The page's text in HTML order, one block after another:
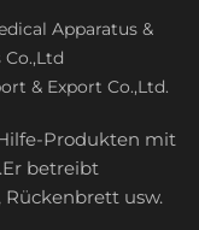
Apparatus &
& Export Co.,Ltd.
Produkten mit
betreibt
usw.